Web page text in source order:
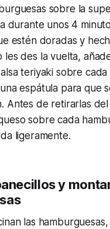
sobre la
durante unos 4
estén doradas y
les des la vuelta,
teriyaki sobre cada
espátula para que
Antes de retirarlas
sobre cada
ligeramente.
y
las